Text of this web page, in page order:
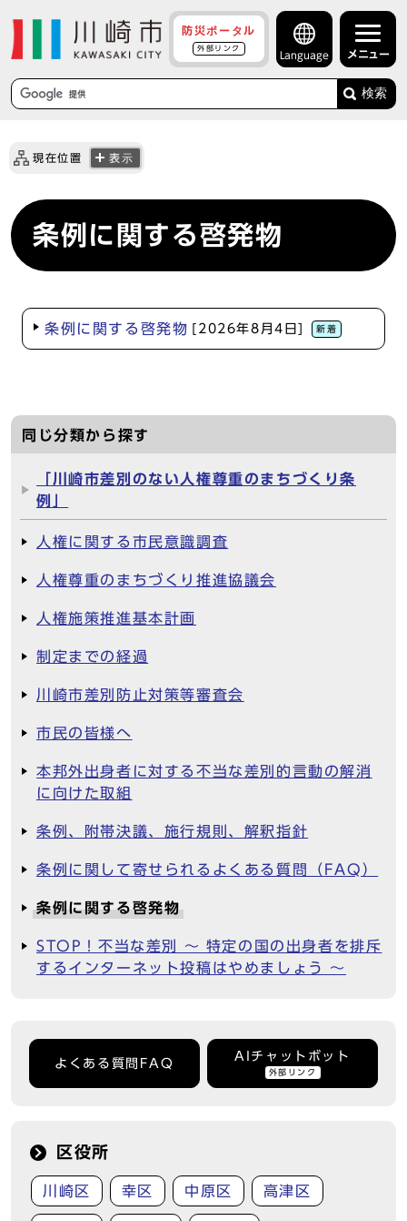
防災ポータル
外部リンク
Language メニュー
検索
現在位置 表示
条例に関する啓発物
条例に関する啓発物 [2026年8月4日] 新着
同じ分類から探す
「川崎市差別のない人権尊重のまちづくり条
例」
人権に関する市民意識調査
人権尊重のまちづくり推進協議会
人権施策推進基本計画
制定までの経過
川崎市差別防止対策等審査会
市民の皆様へ
本邦外出身者に対する不当な差別的言動の解消
に向けた取組
条例、附帯決議、施行規則、解釈指針
条例に関して寄せられるよくある質問（FAQ）
条例に関する啓発物
STOP！不当な差別 ～ 特定の国の出身者を排斥
するインターネット投稿はやめましょう ～
よくある質問FAQ
AIチャットボット
外部リンク
区役所
川崎区 幸区 中原区 高津区